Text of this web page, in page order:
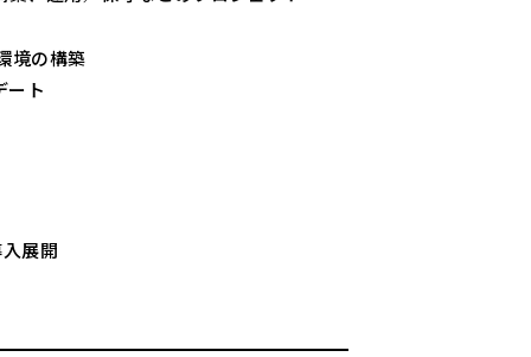
境の構築
ート
展開